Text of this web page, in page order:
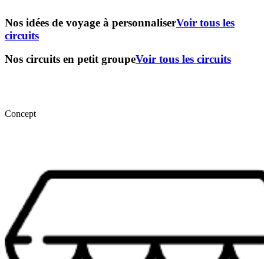
Nos idées de voyage à personnaliserVoir tous les
circuits
Nos circuits en petit groupeVoir tous les circuits
Concept